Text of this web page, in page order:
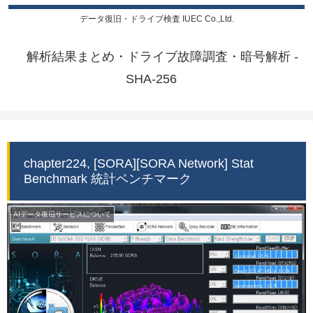
データ復旧・ドライブ検査 IUEC Co.,Ltd.
解析結果まとめ・ドライブ故障調査・暗号解析 -
SHA-256
chapter224, [SORA][SORA Network] Stat
Benchmark 統計ベンチマーク
AIデータ復旧サービスについて